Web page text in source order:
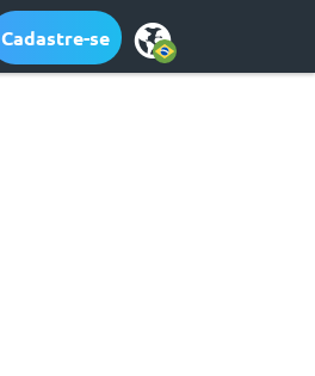
Cadastre-se